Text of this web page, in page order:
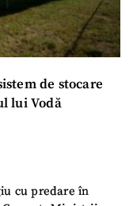
de stocare
lui Vodă
cu predare în